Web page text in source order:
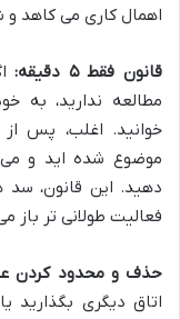
اهمال کاری می کاهد و
قانون فقط ۵ دقیقه:
موضوع شده اید و می
دهید. این قانون، سد
فعالیت طولانی تر باز
حذف و محدود کردن
اتاق دیگری بگذارید